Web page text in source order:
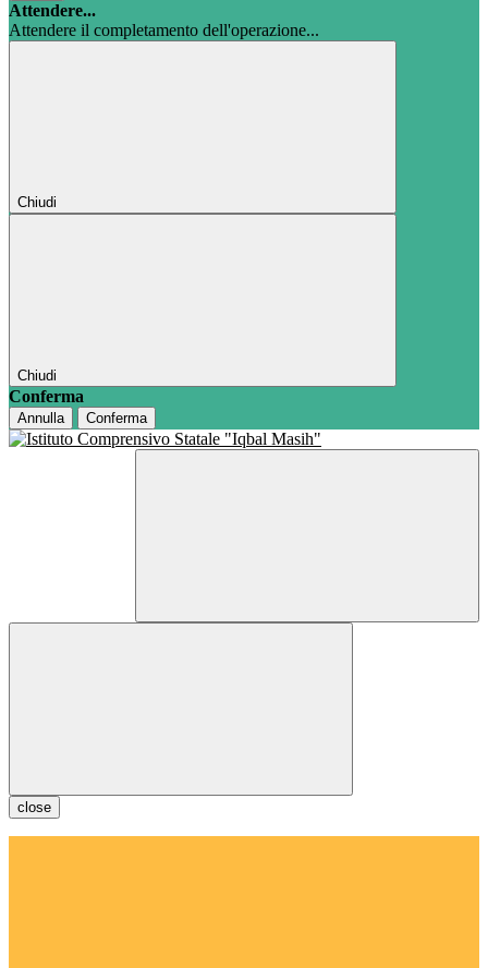
Attendere...
Attendere il completamento dell'operazione...
Chiudi
Chiudi
Conferma
Annulla Conferma
close